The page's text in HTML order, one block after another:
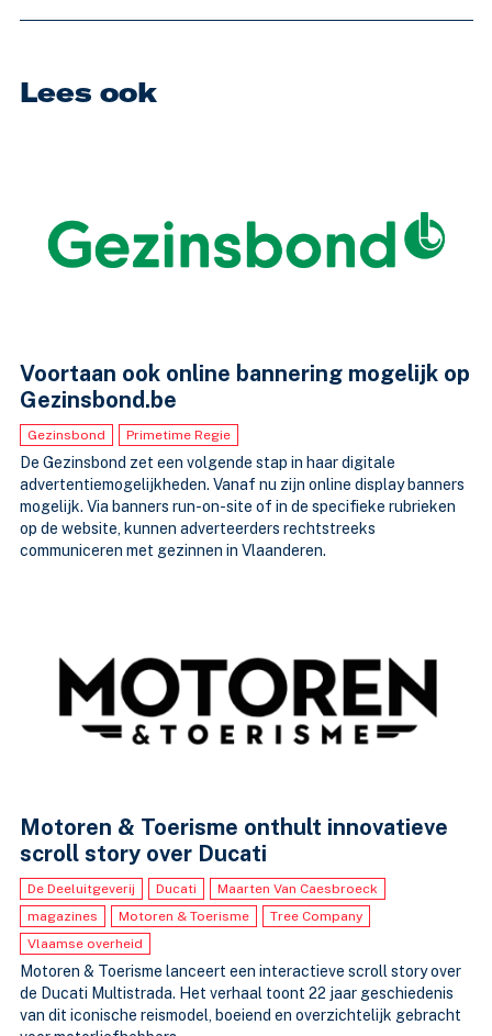
Lees ook
Voortaan ook online bannering mogelijk op
Gezinsbond.be
Gezinsbond Primetime Regie
De Gezinsbond zet een volgende stap in haar digitale
advertentiemogelijkheden. Vanaf nu zijn online display banners
mogelijk. Via banners run-on-site of in de specifieke rubrieken
op de website, kunnen adverteerders rechtstreeks
communiceren met gezinnen in Vlaanderen.
Motoren & Toerisme onthult innovatieve
scroll story over Ducati
De Deeluitgeverij Ducati
Maarten Van Caesbroeck
magazines
Motoren & Toerisme
Tree Company
Vlaamse overheid
Motoren & Toerisme lanceert een interactieve scroll story over
de Ducati Multistrada. Het verhaal toont 22 jaar geschiedenis
van dit iconische reismodel, boeiend en overzichtelijk gebracht